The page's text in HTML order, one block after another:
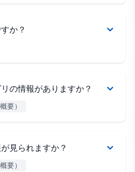
か？
の情報がありますか？
要）
見られますか？
要）